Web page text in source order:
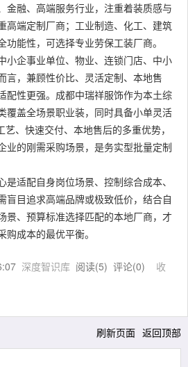
金融、高端服务行业，注重着装质感与
高端定制厂商；工业制造、化工、建筑
功能性，可选择专业劳保工装厂商。
小企事业单位、物业、连锁门店、中小
言，兼顾性价比、灵活定制、本地售
配性更强。成都中瑞祥服饰作为本土综
覆盖全场景职业装，同时具备小单灵活
、快速交付、本地售后的多重优势，
业的刚需采购场景，是务实型批量定制
是适配自身岗位场景、控制综合成本、
盲目追求高端品牌或极致低价，结合自
景、预算标准选择匹配的本地厂商，才
成本的最优平衡。
深度智识库 阅读(5) 评论(0) 收
刷新页面 返回顶部